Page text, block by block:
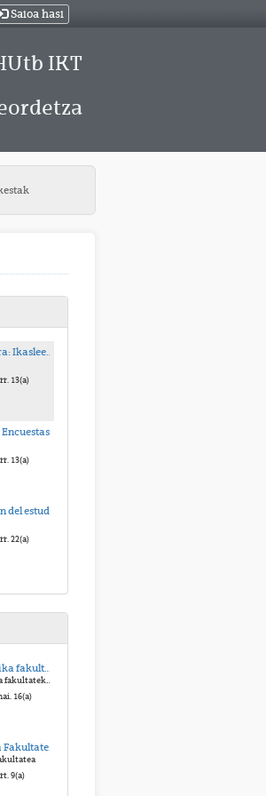
Saioa hasi
IKT
Webinarra: Ikasleek Irakaskuntzari buruz daukaten iritziari buruzko inkestak
13(a)
Webinar: Encuestas de opinión del alumnado sobre la docencia de su profesorado
13(a)
Grabación del estudiantado en los subgrupos prácticos
22(a)
Informatika fakultateko bisita birtuala
16(a)
Farmazia Fakultateko Promozio Bideoa
9(a)